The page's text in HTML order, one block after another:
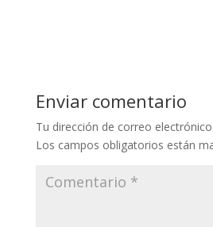
Enviar comentario
Tu dirección de correo
Los campos obligatorios están